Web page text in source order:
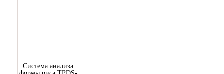
Система анализа